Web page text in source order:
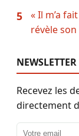
5
« Il m’a
révèle
NEWSLETTER
Recevez les
directement
Adresse email